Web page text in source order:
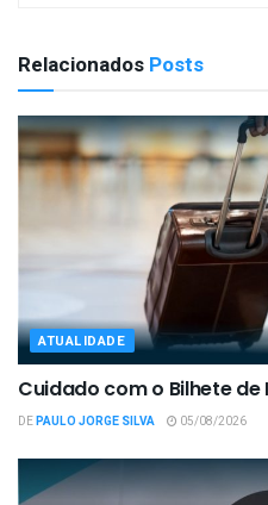
Relacionados Posts
ATUALIDADE
Cuidado com o Bilhete
DEPAULO JORGE SILVA 05/08/2026